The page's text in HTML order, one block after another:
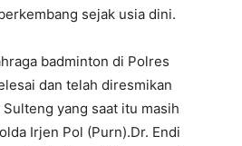
sejak usia dini.
badminton di Polres
dan telah diresmikan
yang saat itu masih
Irjen Pol (Purn).Dr. Endi